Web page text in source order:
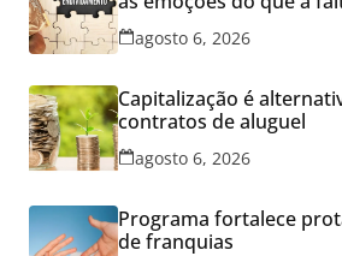
conhecimento
agosto 6, 2026
Capitalização é
contratos de aluguel
agosto 6, 2026
Programa fortalece
de franquias